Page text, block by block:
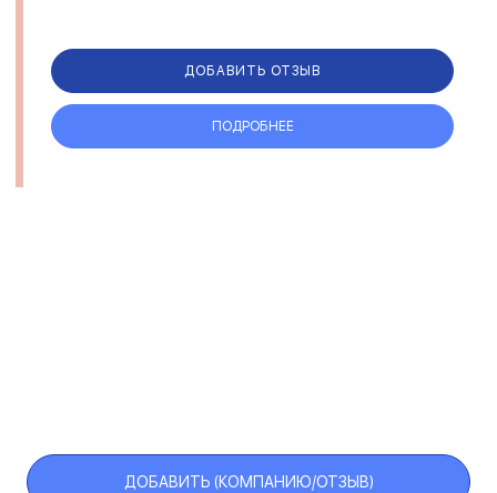
ДОБАВИТЬ ОТЗЫВ
ПОДРОБНЕЕ
ДОБАВИТЬ (КОМПАНИЮ/ОТЗЫВ)